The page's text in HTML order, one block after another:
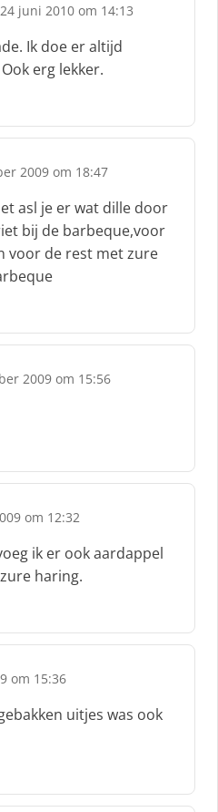
24 juni 2010 om 14:13
Ik doe er altijd
erg lekker.
2009 om 18:47
asl je er wat dille door
bij de barbeque,voor
voor de rest met zure
2009 om 15:56
om 12:32
ik er ook aardappel
haring.
om 15:36
uitjes was ook